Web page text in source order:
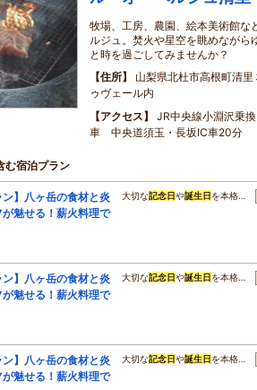
牧場、工房、農園、絵本美術館な
ルジュ。焚火や星空を眺めながら
と時を過ごしてみませんか？
住所
山梨県北杜市高根町清
ゥヴェール内
アクセス
JR中央線小淵沢乗
車 中央道須玉・長坂IC車20分
む宿泊プラン
ン】八ヶ岳の食材と炎
魅せる！薪火料理で
大切な記念日や誕生日 を本格…
ン】八ヶ岳の食材と炎
魅せる！薪火料理で
大切な記念日や誕生日 を本格…
ン】八ヶ岳の食材と炎
魅せる！薪火料理で
大切な記念日や誕生日 を本格…